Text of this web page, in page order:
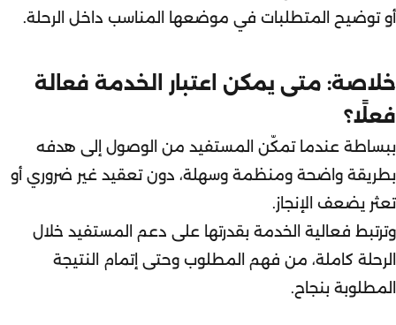
أو توضيح المتطلبات في موضعها المناسب داخل الرحلة.
خلاصة: متى يمكن اعتبار الخدمة فعالة
فعلًا؟
ببساطة عندما تمكّن المستفيد من الوصول إلى هدفه
بطريقة واضحة ومنظمة وسهلة، دون تعقيد غير ضروري أو
تعثر يضعف الإنجاز.
وترتبط فعالية الخدمة بقدرتها على دعم المستفيد خلال
الرحلة كاملة، من فهم المطلوب وحتى إتمام النتيجة
المطلوبة بنجاح.